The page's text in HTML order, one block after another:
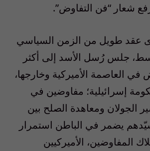
شعار “فن التفاوض”.
عقد طويل من الزمن السياسي
جلس رُسل الأسد إلى أكثر
العاصمة الأميركية وخارجها،
إسرائيلية؛ مفاوضين في
الجولان ومعاهدة الصلح بين
سيّدهم يضمر في الباطن استمرار
المفاوضين، الأميركيين